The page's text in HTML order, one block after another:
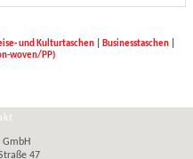
und Kulturtaschen Businesstaschen
woven/PP)
GmbH
47